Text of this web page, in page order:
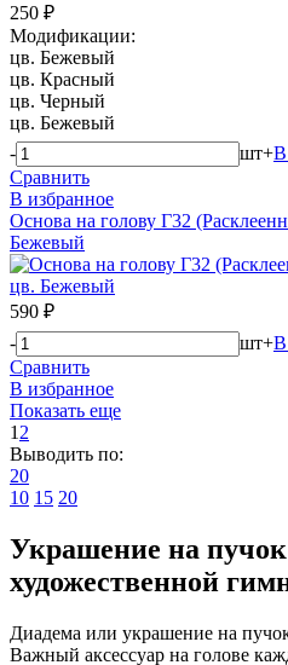
250 ₽
Модификации:
цв. Бежевый
цв. Красный
цв. Черный
цв. Бежевый
-
шт+В
Сравнить
В избранное
Основа на голову Г32
Бежевый
590 ₽
-
шт+В
Сравнить
В избранное
Показать еще
1 2
Выводить по:
20
10 15 20
Украшение на
художественной
Диадема или украшение на
Важный аксессуар на голове